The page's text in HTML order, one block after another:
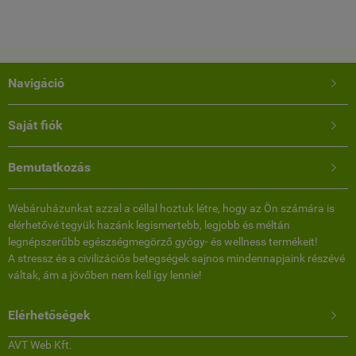
Navigáció 
Saját fiók 
Bemutatkozás 
Webáruházunkat azzal a céllal hoztuk létre, hogy az Ön számára is
elérhetővé tegyük hazánk legismertebb, legjobb és méltán
legnépszerűbb egészségmegörző gyógy- és wellness termékeit!
A stressz és a civilizációs betegségek sajnos mindennapjaink részévé
váltak, ám a jövőben nem kell így lennie!
Elérhetőségek 
AVT Web Kft.